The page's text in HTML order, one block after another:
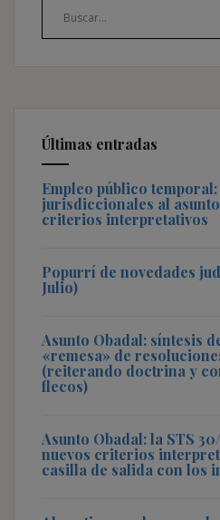
Últimas entradas
Empleo público
jurisdiccionales al
criterios interpretativos
Popurrí de novedades
Julio)
Asunto Obadal: síntesis
«remesa» de
(reiterando doctrina y
flecos)
Asunto Obadal: la STS
nuevos criterios
casilla de salida con los